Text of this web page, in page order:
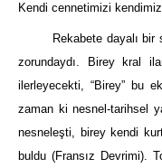
Kendi cennetimizi
Rekabete dayalı
zorundaydı. Birey kral
ilerleyecekti, “Birey” bu
zaman ki nesnel-tarihsel
nesneleşti, birey kendi
buldu (Fransız Devrimi).